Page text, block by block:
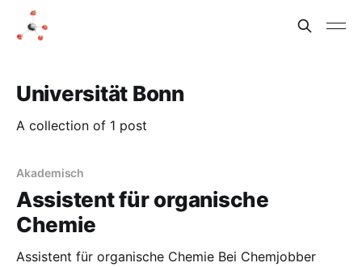
Universität Bonn
A collection of 1 post
Akademisch
Assistent für organische
Chemie
Assistent für organische Chemie Bei Chemjobber